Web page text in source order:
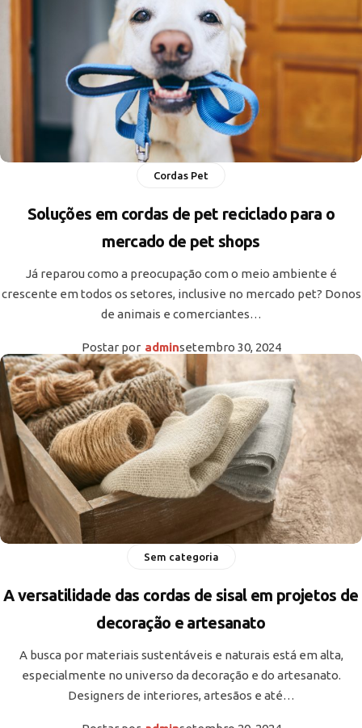
Cordas Pet
Soluções em cordas de pet reciclado para o
mercado de pet shops
Já reparou como a preocupação com o meio ambiente é
crescente em todos os setores, inclusive no mercado pet? Donos
de animais e comerciantes…
Postar por adminsetembro 30, 2024
Sem categoria
A versatilidade das cordas de sisal em projetos de
decoração e artesanato
A busca por materiais sustentáveis e naturais está em alta,
especialmente no universo da decoração e do artesanato.
Designers de interiores, artesãos e até…